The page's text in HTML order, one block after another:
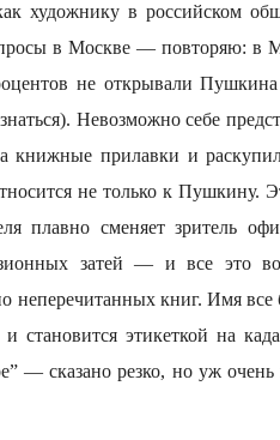
художнику в российском
в Москве — повторяю: в
не открывали
Невозможно себе
книжные прилавки и
не только к Пушкину.
плавно сменяет зритель
затей — и все это
книг. Имя все
становится этикеткой на
— сказано резко, но уж